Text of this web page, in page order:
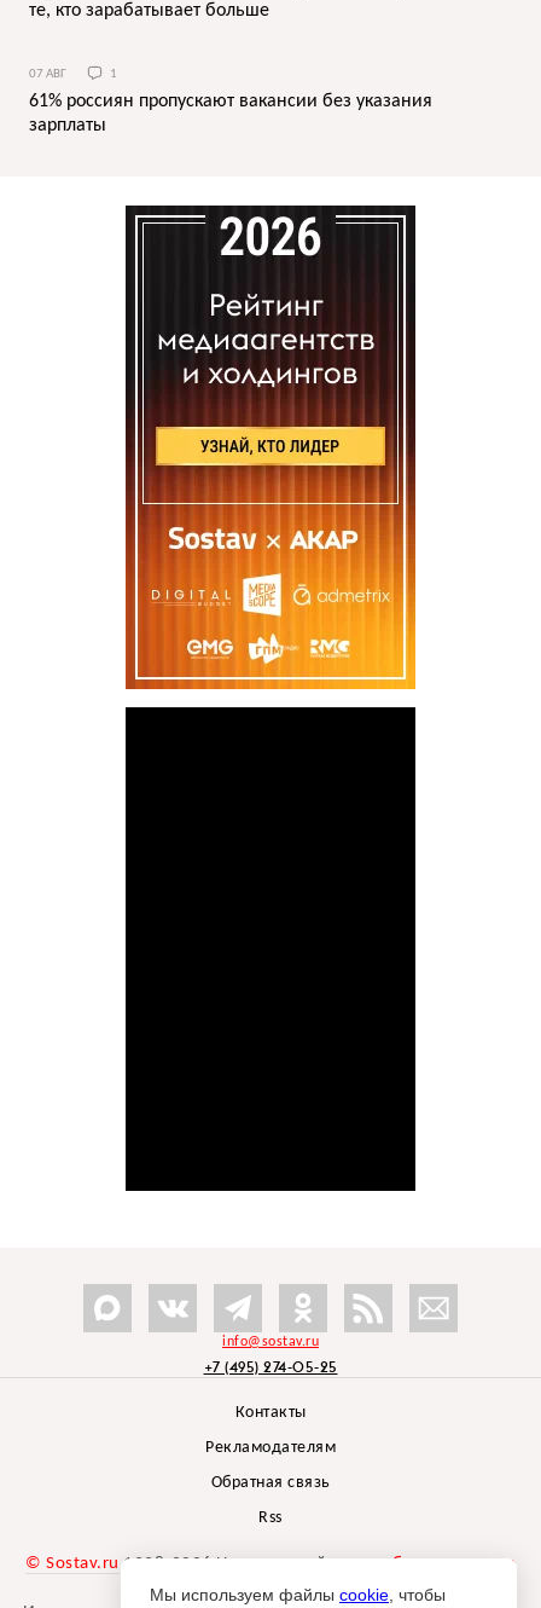
те, кто зарабатывает больше
07 АВГ 1
61% россиян пропускают вакансии без указания
зарплаты
info@sostav.ru
+7 (495) 274-05-25
Контакты
Рекламодателям
Обратная связь
Rss
© Sostav.ru 1998-2026 Независимый проектбрендингового
агентства Depot
Мы используем файлы cookie , чтобы